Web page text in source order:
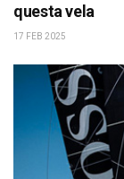
questa vela
17 FEB 2025